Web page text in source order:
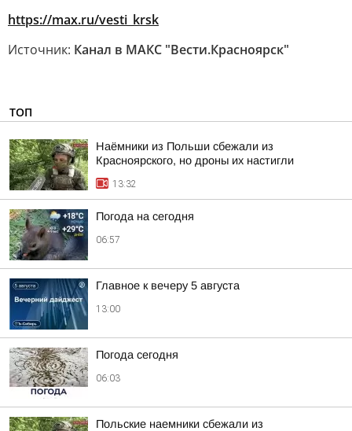
https://max.ru/vesti_krsk
Источник: Канал в МАКС "Вести.Красноярск"
ТОП
Наёмники из Польши сбежали из
Красноярского, но дроны их настигли
13:32
Погода на сегодня
06:57
Главное к вечеру 5 августа
13:00
Погода сегодня
06:03
Польские наемники сбежали из